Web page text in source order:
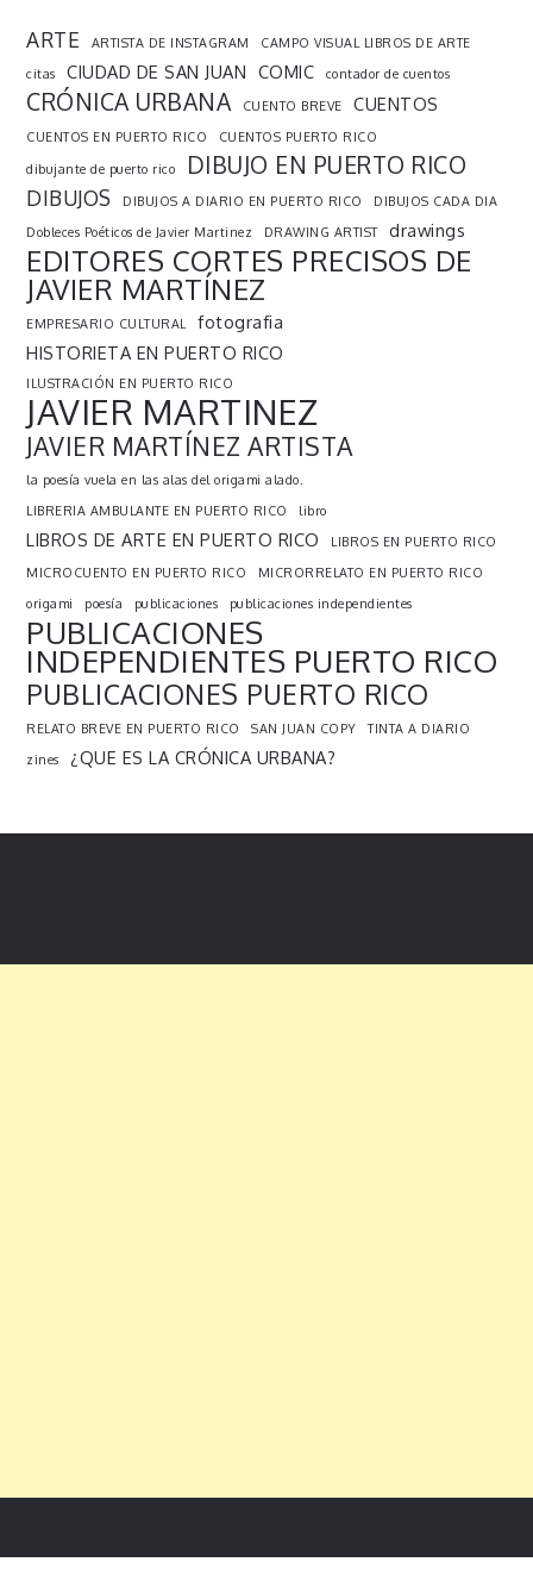
ARTE ARTISTA DE INSTAGRAM
CAMPO VISUAL LIBROS DE ARTE
citas
CIUDAD DE SAN JUAN COMIC contador de cuentos
CRÓNICA URBANA CUENTO BREVE CUENTOS
CUENTOS EN PUERTO RICO
CUENTOS PUERTO RICO
dibujante de puerto rico
DIBUJO EN PUERTO RICO
DIBUJOS DIBUJOS A DIARIO EN PUERTO RICO
DIBUJOS CADA DIA
Dobleces Poéticos de Javier Martinez
DRAWING ARTIST drawings
EDITORES CORTES PRECISOS DE
JAVIER MARTÍNEZ
EMPRESARIO CULTURAL
fotografia
HISTORIETA EN PUERTO RICO
ILUSTRACIÓN EN PUERTO RICO
JAVIER MARTINEZ
JAVIER MARTÍNEZ ARTISTA
la poesía vuela en las alas del origami alado.
LIBRERIA AMBULANTE EN PUERTO RICO
libro
LIBROS DE ARTE EN PUERTO RICO
LIBROS EN PUERTO RICO
MICROCUENTO EN PUERTO RICO
MICRORRELATO EN PUERTO RICO
origami
poesía publicaciones publicaciones independientes
PUBLICACIONES
INDEPENDIENTES PUERTO RICO
PUBLICACIONES PUERTO RICO
RELATO BREVE EN PUERTO RICO SAN JUAN COPY
TINTA A DIARIO
zines
¿QUE ES LA CRÓNICA URBANA?